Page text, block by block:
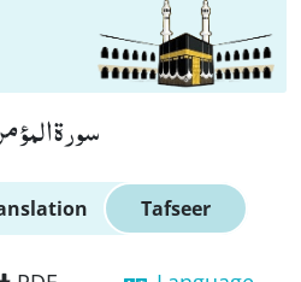
سورة
Tafseer